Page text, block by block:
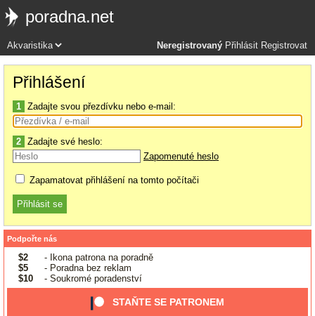
poradna.net
Neregistrovaný Přihlásit Registrovat
Přihlášení
1 Zadajte svou přezdívku nebo e-mail:
2 Zadajte své heslo:
Zapomenuté heslo
Zapamatovat přihlášení na tomto počítači
Podpořte nás
$2
- Ikona patrona na poradně
$5
- Poradna bez reklam
$10
- Soukromé poradenství
STAŇTE SE PATRONEM